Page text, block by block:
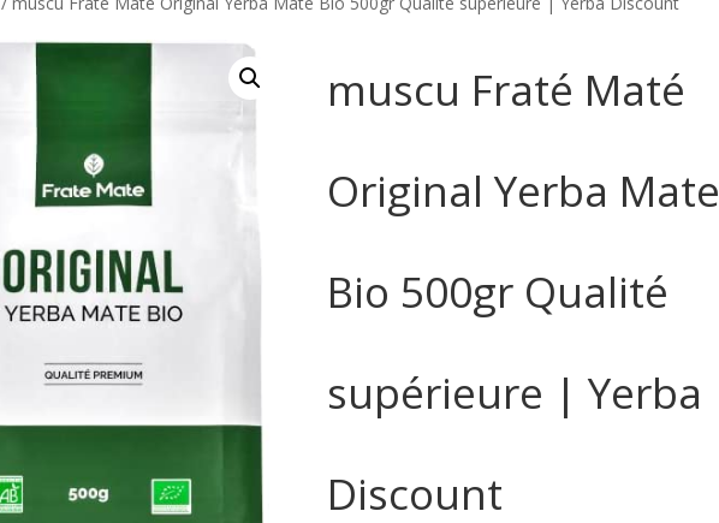
muscu Fraté Maté
Original Yerba Mate
Bio 500gr Qualité
supérieure | Yerba
Discount